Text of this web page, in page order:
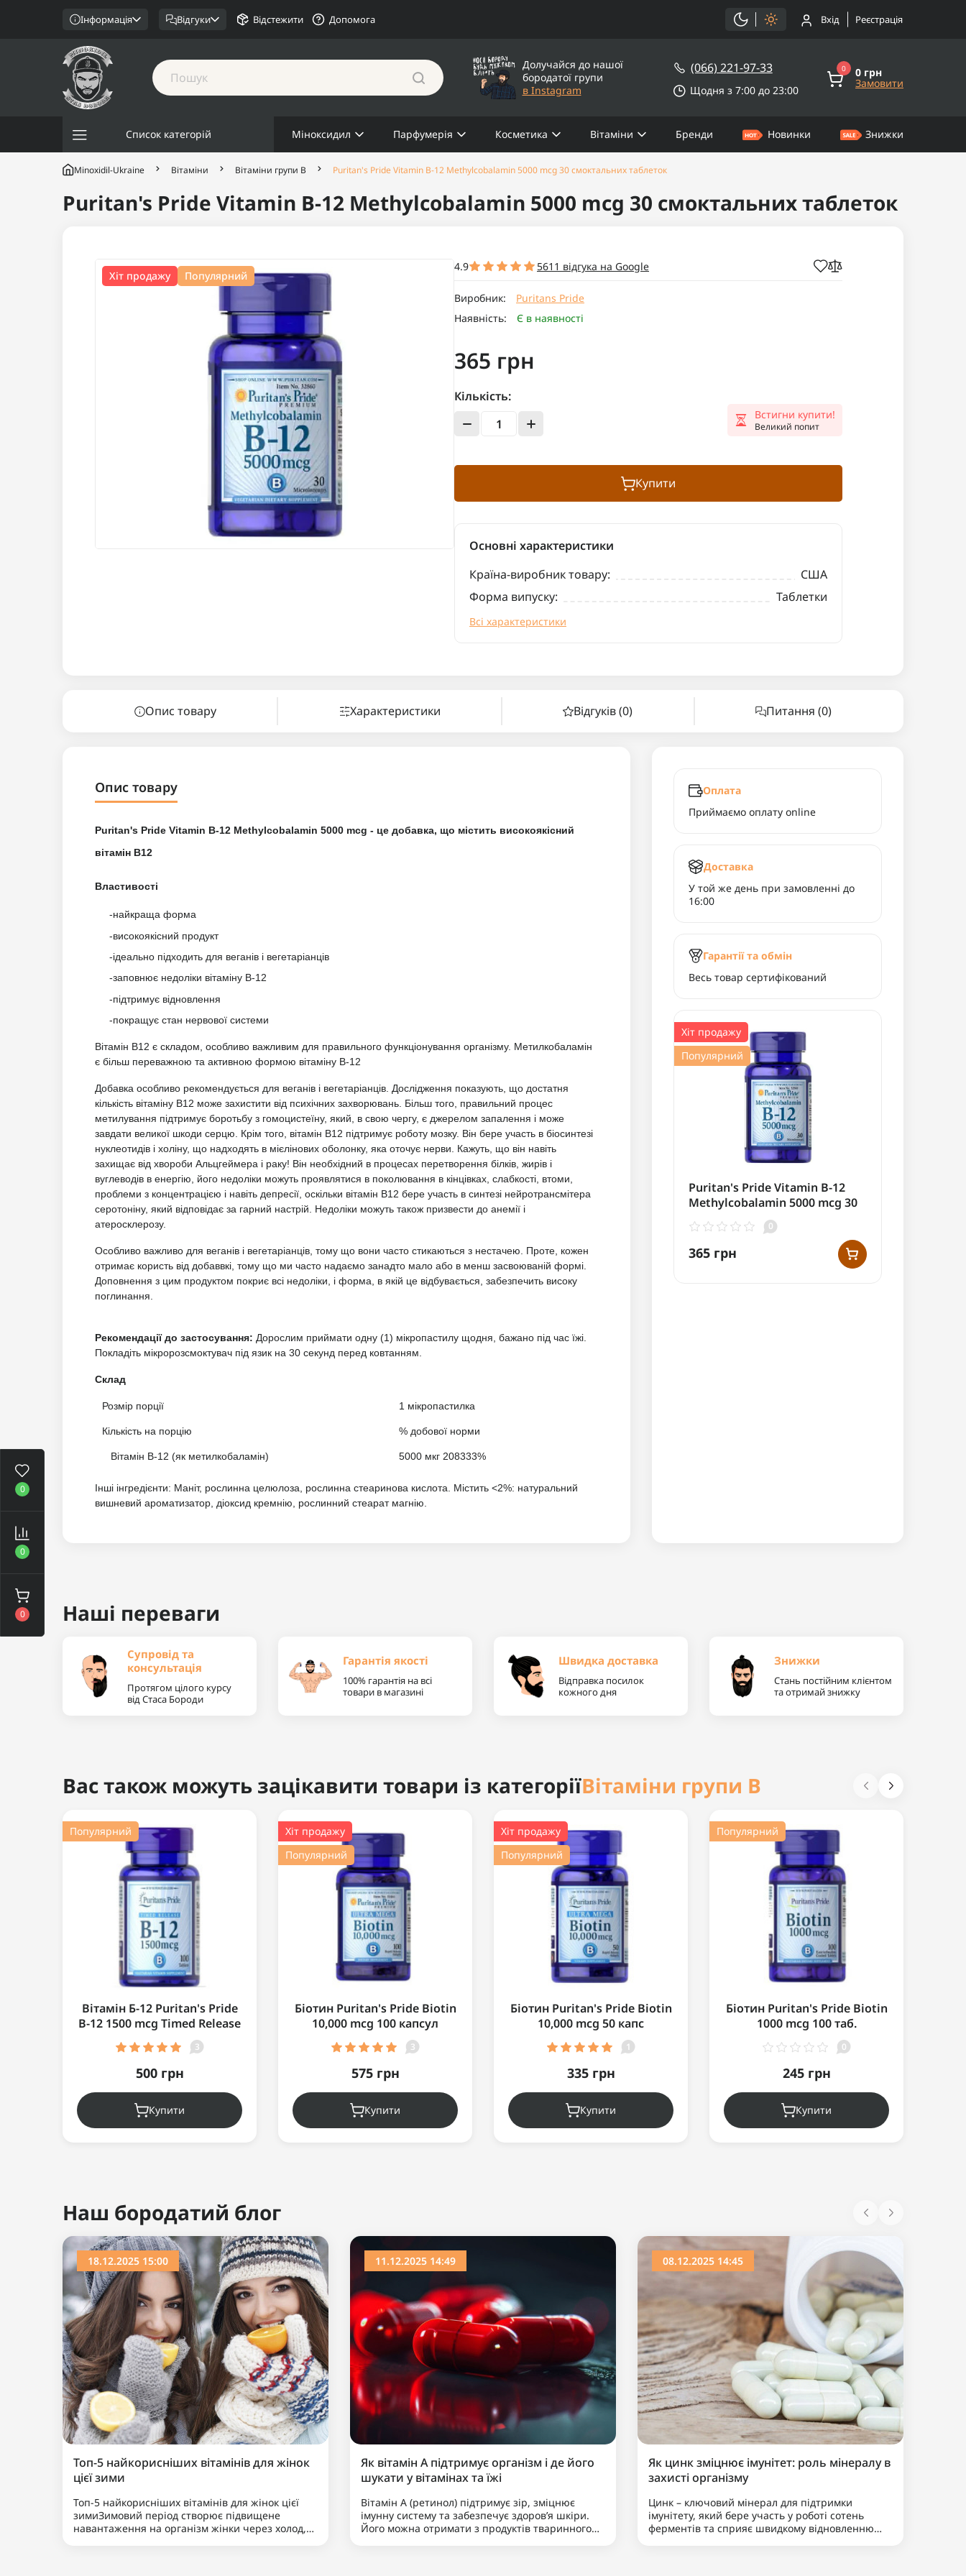
0
0
0
Інформація Відгуки Відстежити Допомога Вхід Реєстрація
Долучайся до нашої
бородатої групи
в Instagram
(066) 221-97-33
Щодня з 7:00 до 23:00
0 0 грн
Замовити
Список категорій Міноксидил Парфумерія Косметика Вітаміни Бренди Новинки Знижки
Minoxidil-Ukraine Вітаміни Вітаміни групи В Puritan's Pride Vitamin B-12 Methylcobalamin 5000 mcg 30 смоктальних таблеток
Puritan's Pride Vitamin B-12 Methylcobalamin 5000 mcg 30 смоктальних таблеток
Хіт продажу Популярний
4.9 5611 відгука на Google
Виробник:
Puritans Pride
Наявність:
Є в наявності
365 грн
Кількість:
Встигни купити!
Великий попит
Купити
Основні характеристики
Країна-виробник товару:
США
Форма випуску:
Таблетки
Всі характеристики
Опис товару Характеристики Відгуків (0) Питання (0)
Опис товару
Puritan's Pride Vitamin B-12 Methylcobalamin 5000 mcg - це добавка, що містить високоякісний
вітамін B12
Властивості
-найкраща форма
-високоякісний продукт
-ідеально підходить для веганів і вегетаріанців
-заповнює недоліки вітаміну В-12
-підтримує відновлення
-покращує стан нервової системи
Вітамін B12 є складом, особливо важливим для правильного функціонування організму. Метилкобаламін
є більш переважною та активною формою вітаміну B-12
Добавка особливо рекомендується для веганів і вегетаріанців. Дослідження показують, що достатня
кількість вітаміну В12 може захистити від психічних захворювань. Більш того, правильний процес
метилування підтримує боротьбу з гомоцистеїну, який, в свою чергу, є джерелом запалення і може
завдати великої шкоди серцю. Крім того, вітамін B12 підтримує роботу мозку. Він бере участь в біосинтезі
нуклеотидів і холіну, що надходять в мієлінових оболонку, яка оточує нерви. Кажуть, що він навіть
захищає від хвороби Альцгеймера і раку! Він необхідний в процесах перетворення білків, жирів і
вуглеводів в енергію, його недоліки можуть проявлятися в поколювання в кінцівках, слабкості, втоми,
проблеми з концентрацією і навіть депресії, оскільки вітамін B12 бере участь в синтезі нейротрансмітера
серотоніну, який відповідає за гарний настрій. Недоліки можуть також призвести до анемії і
атеросклерозу.
Особливо важливо для веганів і вегетаріанців, тому що вони часто стикаються з нестачею. Проте, кожен
отримає користь від добаввкі, тому що ми часто надаємо занадто мало або в менш засвоюваній формі.
Доповнення з цим продуктом покриє всі недоліки, і форма, в якій це відбувається, забезпечить високу
поглинання.
Рекомендації до застосування: Дорослим приймати одну (1) мікропастилу щодня, бажано під час їжі.
Покладіть мікророзсмоктувач під язик на 30 секунд перед ковтанням.
Склад
Розмір порції 1 мікропастилка
Кількість на порцію % добової норми
Вітамін B-12 (як метилкобаламін) 5000 мкг 208333%
Інші інгредієнти: Маніт, рослинна целюлоза, рослинна стеаринова кислота. Містить <2%: натуральний
вишневий ароматизатор, діоксид кремнію, рослинний стеарат магнію.
Оплата
Приймаємо оплату online
Доставка
У той же день при замовленні до
16:00
Гарантії та обмін
Весь товар сертифікований
Хіт продажу
Популярний
Puritan's Pride Vitamin B-12
Methylcobalamin 5000 mcg 30
смоктальних таблеток
0
365 грн
Наші переваги
Супровід та
консультація
Протягом цілого курсу
від Стаса Бороди
Гарантія якості
100% гарантія на всі
товари в магазині
Швидка доставка
Відправка посилок
кожного дня
Знижки
Стань постійним клієнтом
та отримай знижку
Вас також можуть зацікавити товари із категоріїВітаміни групи В
Популярний
Вітамін Б-12 Puritan's Pride
B-12 1500 mcg Timed Release
100 таблеток
3
500 грн
Купити
Хіт продажу
Популярний
Біотин Puritan's Pride Biotin
10,000 mcg 100 капсул
3
575 грн
Купити
Хіт продажу
Популярний
Біотин Puritan's Pride Biotin
10,000 mcg 50 капс
1
335 грн
Купити
Популярний
Біотин Puritan's Pride Biotin
1000 mcg 100 таб.
0
245 грн
Купити
Ви дивилися
Хіт продажу
Популярний